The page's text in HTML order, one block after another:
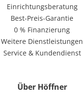
Einrichtungsberatung
Best-Preis-Garantie
0 % Finanzierung
Weitere Dienstleistungen
Service & Kundendienst
Über Höffner